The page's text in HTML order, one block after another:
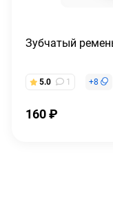
Зубчатый
5.0 1 +8
160₽